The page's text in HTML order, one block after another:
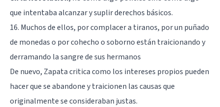
que intentaba alcanzar y suplir derechos básicos.
16. Muchos de ellos, por complacer a tiranos, por un puñado
de monedas o por cohecho o soborno están traicionando y
derramando la sangre de sus hermanos
De nuevo, Zapata critica como los intereses propios pueden
hacer que se abandone y traicionen las causas que
originalmente se consideraban justas.